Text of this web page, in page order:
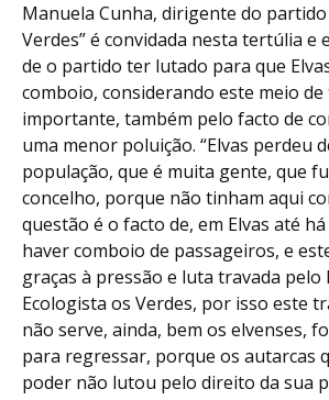
Manuela Cunha, dirigente do partido
Verdes” é convidada nesta tertúlia e
de o partido ter lutado para que
comboio, considerando este meio
importante, também pelo facto de
uma menor poluição. “Elvas perdeu
população, que é muita gente, que
concelho, porque não tinham aqui
questão é o facto de, em Elvas até
haver comboio de passageiros, e
graças à pressão e luta travada pelo
Ecologista os Verdes, por isso este
não serve, ainda, bem os elvenses,
para regressar, porque os autarcas
poder não lutou pelo direito da sua